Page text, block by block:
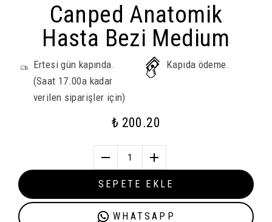
Canped Anatomik
Hasta Bezi Medium
Ertesi gün kapında.
(Saat 17.00a kadar
verilen siparişler için)
Kapıda ödeme.
₺ 200.20
1
SEPETE EKLE
WHATSAPP